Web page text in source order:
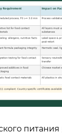
питания